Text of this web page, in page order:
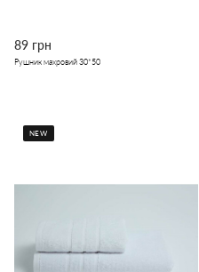
89 грн
Рушник махровий 30*50
NEW